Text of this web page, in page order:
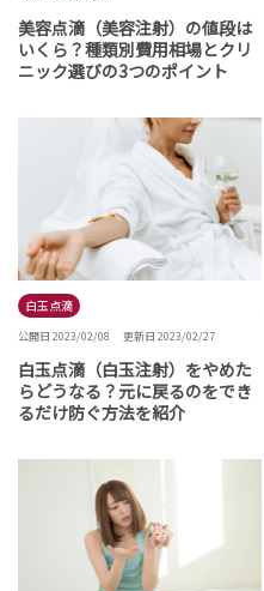
美容点滴（美容注射）の値段は
いくら？種類別費用相場とクリ
ニック選びの3つのポイント
白玉点滴
公開日 2023/02/08 更新日 2023/02/27
白玉点滴（白玉注射）をやめた
らどうなる？元に戻るのをでき
るだけ防ぐ方法を紹介